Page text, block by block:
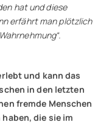
hat und diese
erfährt man plötzlich
und kann das
in den letzten
fremde Menschen
die sie im